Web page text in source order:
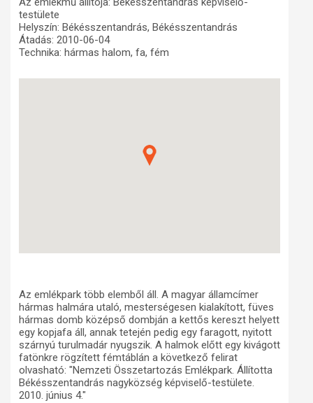
Műhelymunkák
testülete
Helyszín: Békésszentandrás, Békésszentandrás
Átadás: 2010-06-04
Technika: hármas halom, fa, fém
Az emlékpark több elemből áll. A magyar államcímer
hármas halmára utaló, mesterségesen kialakított, füves
hármas domb középső dombján a kettős kereszt helyett
egy kopjafa áll, annak tetején pedig egy faragott, nyitott
szárnyú turulmadár nyugszik. A halmok előtt egy kivágott
fatönkre rögzített fémtáblán a következő felirat
olvasható: "Nemzeti Összetartozás Emlékpark. Állította
Békésszentandrás nagyközség képviselő-testülete.
2010. június 4."